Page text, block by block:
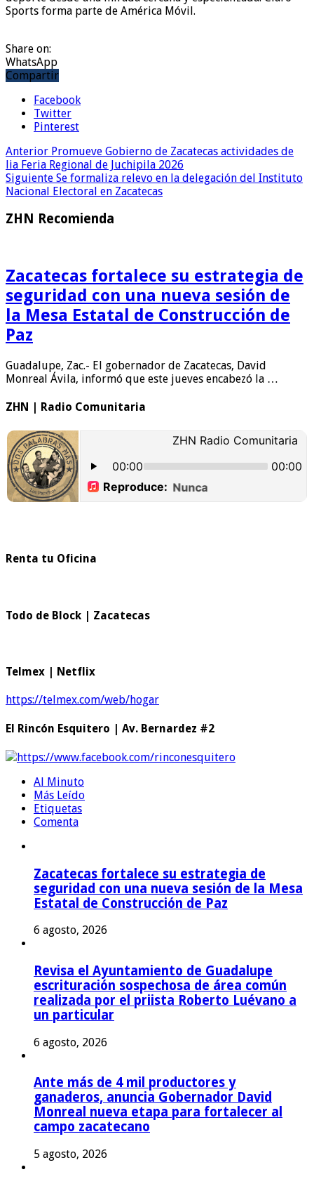
Sports forma parte de América Móvil.
Share on:
WhatsApp
Compartir
Facebook
Twitter
Pinterest
Anterior Promueve Gobierno de Zacatecas actividades de
lia Feria Regional de Juchipila 2026
Siguiente Se formaliza relevo en la delegación del Instituto
Nacional Electoral en Zacatecas
ZHN Recomienda
Zacatecas fortalece su estrategia de
seguridad con una nueva sesión de
la Mesa Estatal de Construcción de
Paz
Guadalupe, Zac.- El gobernador de Zacatecas, David
Monreal Ávila, informó que este jueves encabezó la …
ZHN | Radio Comunitaria
Renta tu Oficina
Todo de Block | Zacatecas
Telmex | Netflix
https://telmex.com/web/hogar
El Rincón Esquitero | Av. Bernardez #2
https://www.facebook.com/rinconesquitero
Al Minuto
Más Leído
Etiquetas
Comenta
Zacatecas fortalece su estrategia de
seguridad con una nueva sesión de la Mesa
Estatal de Construcción de Paz
6 agosto, 2026
Revisa el Ayuntamiento de Guadalupe
escrituración sospechosa de área común
realizada por el priista Roberto Luévano a
un particular
6 agosto, 2026
Ante más de 4 mil productores y
ganaderos, anuncia Gobernador David
Monreal nueva etapa para fortalecer al
campo zacatecano
5 agosto, 2026